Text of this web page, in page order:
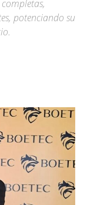
potenciando su